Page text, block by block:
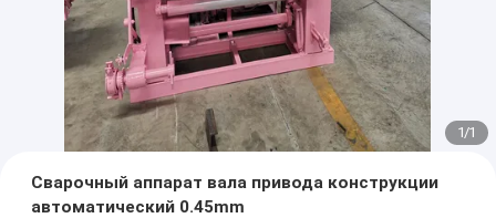
1/1
Сварочный аппарат вала привода конструкции
автоматический 0.45mm